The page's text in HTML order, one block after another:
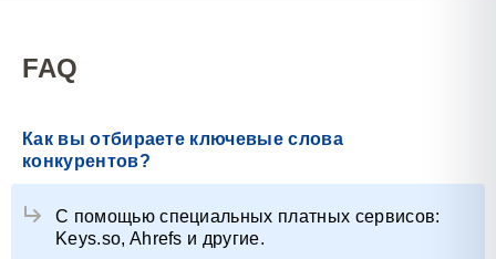
FAQ
Как вы отбираете ключевые слова
конкурентов?
С помощью специальных платных сервисов:
Keys.so, Ahrefs и другие.